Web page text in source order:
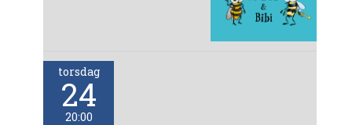
torsdag
24
20:00